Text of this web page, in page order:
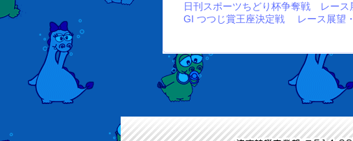
日刊スポーツちどり杯争奪戦 レース
GI つつじ賞王座決定戦 レース展望